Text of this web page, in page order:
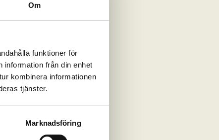
Om
funktioner för
information från din enhet
kombinera informationen
tjänster.
Marknadsföring
(2023), då
NaturMüsli